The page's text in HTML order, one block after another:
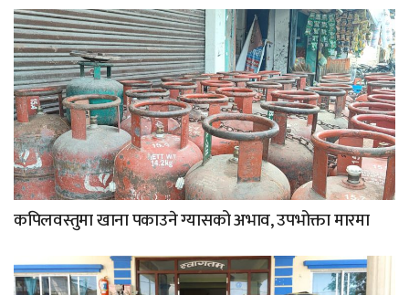
कपिलवस्तुमा खाना पकाउने ग्यासको अभाव, उपभोक्ता मारमा